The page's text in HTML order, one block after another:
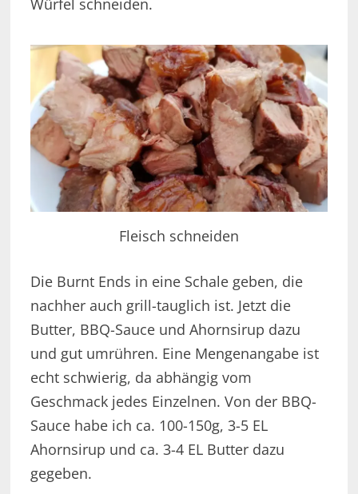
Würfel schneiden.
Fleisch schneiden
Die Burnt Ends in eine Schale geben, die
nachher auch grill-tauglich ist. Jetzt die
Butter, BBQ-Sauce und Ahornsirup dazu
und gut umrühren. Eine Mengenangabe ist
echt schwierig, da abhängig vom
Geschmack jedes Einzelnen. Von der BBQ-
Sauce habe ich ca. 100-150g, 3-5 EL
Ahornsirup und ca. 3-4 EL Butter dazu
gegeben.